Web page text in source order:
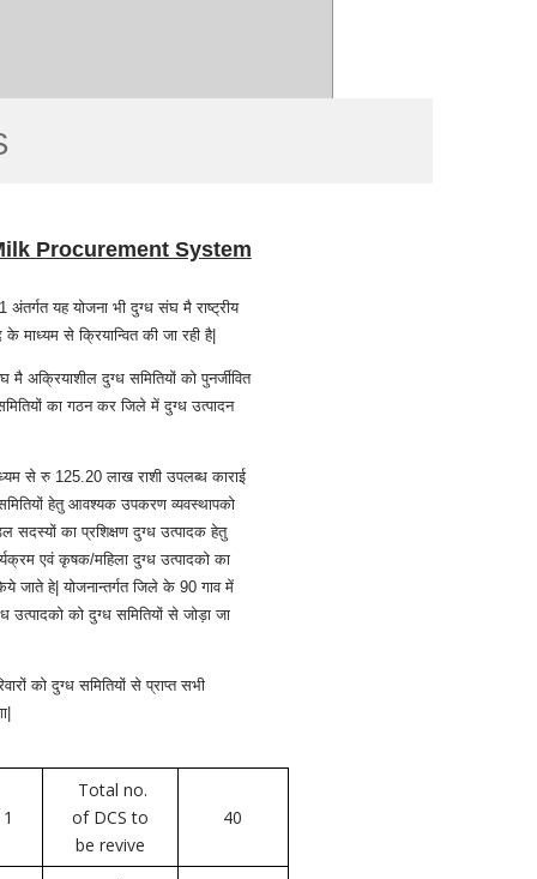
Procurement System
अंतर्गत यह योजना भी दुग्ध संघ मै राष्ट्रीय
माध्यम से क्रियान्वित की जा रही है|
मै अक्रियाशील दुग्ध समितियों को पुनर्जीवित
का गठन कर जिले में दुग्ध उत्पादन
से रु 125.20 लाख राशी उपलब्ध काराई
हेतु आवश्यक उपकरण व्यवस्थापको
का प्रशिक्षण दुग्ध उत्पादक हेतु
एवं कृषक/महिला दुग्ध उत्पादको का
जाते हे| योजनान्तर्गत जिले के 90 गाव में
उत्पादको को दुग्ध समितियों से जोड़ा जा
को दुग्ध समितियों से प्राप्त सभी
1
Total no.
of DCS to
be revive
40